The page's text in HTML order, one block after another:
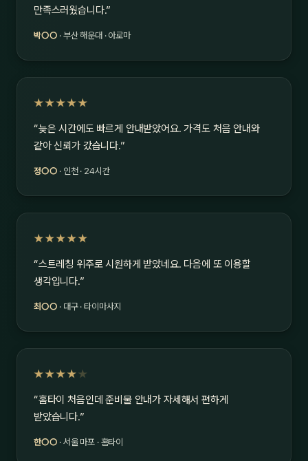
만족스러웠습니다.”
박○○ · 부산 해운대 · 아로마
★★★★★
“늦은 시간에도 빠르게 안내받았어요. 가격도 처음 안내와
같아 신뢰가 갔습니다.”
정○○ · 인천 · 24시간
★★★★★
“스트레칭 위주로 시원하게 받았네요. 다음에 또 이용할
생각입니다.”
최○○ · 대구 · 타이마사지
★★★★ ★
“홈타이 처음인데 준비물 안내가 자세해서 편하게
받았습니다.”
한○○ · 서울 마포 · 홈타이